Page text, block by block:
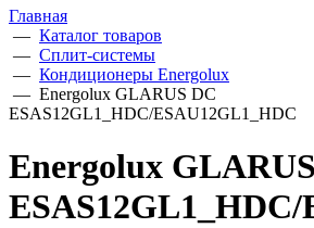
Главная
— Каталог товаров
— Сплит-системы
— Кондиционеры Energolux
— Energolux GLARUS DC
ESAS12GL1_HDC/ESAU12GL1_HDC
Energolux